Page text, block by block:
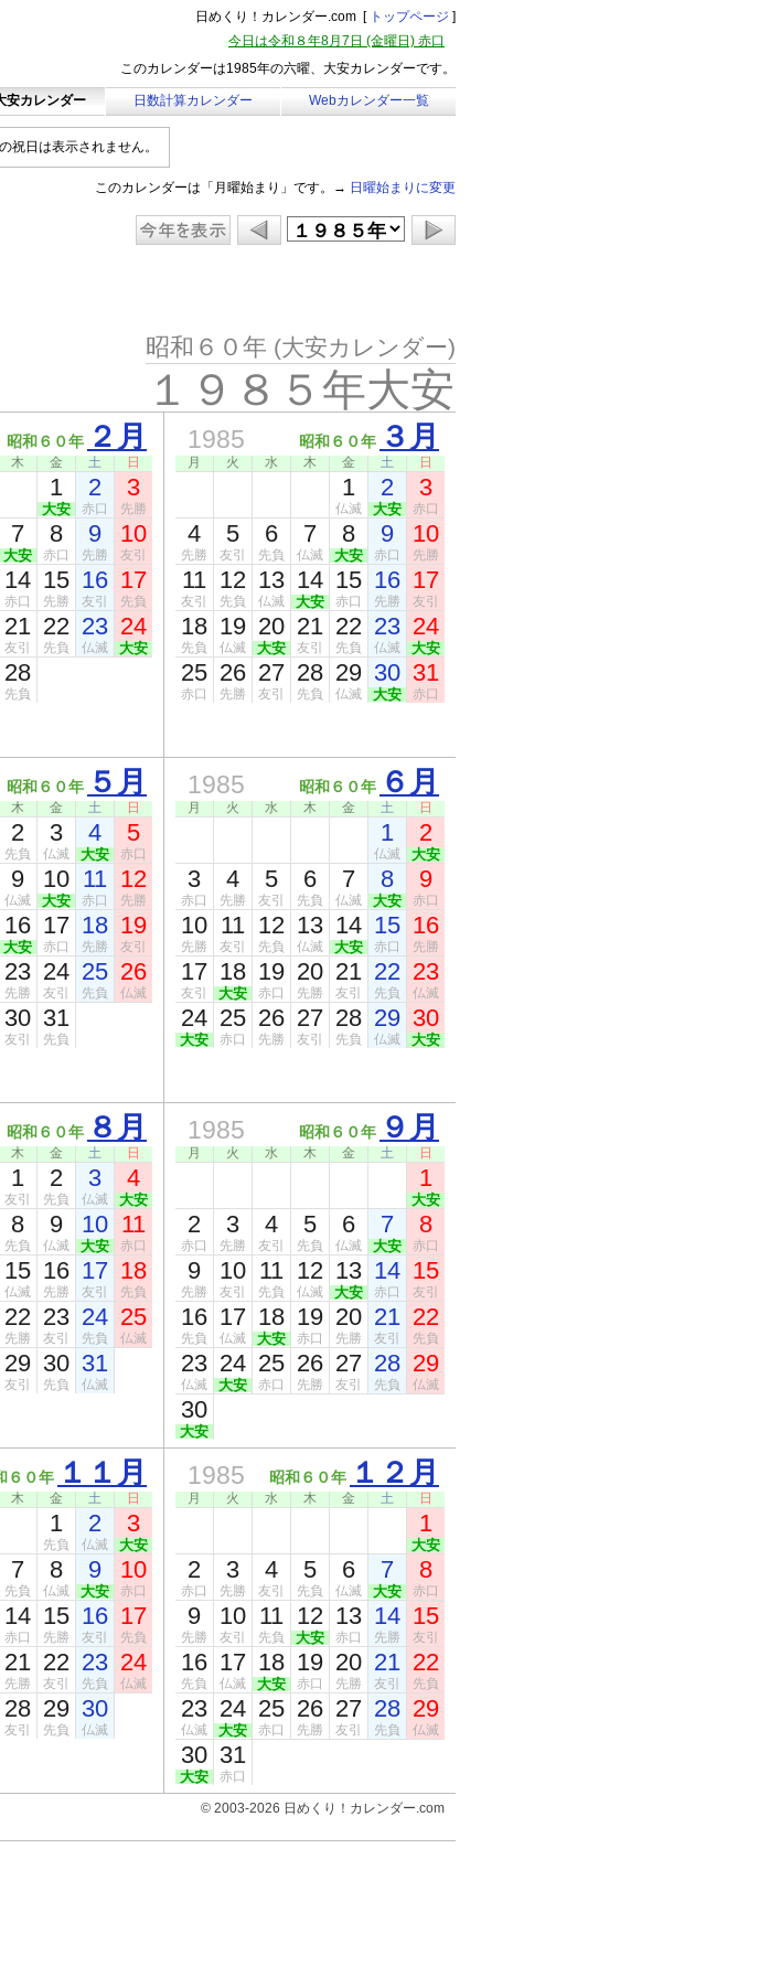
日めくり！カレンダー.com [ トップページ ]
今日は令和８年8月7日 (金曜日) 赤口
このカレンダーは1985年の六曜、大安カレンダーです。
安カレンダー 日数計算カレンダー Webカレンダー一覧
祝日は表示されません。
このカレンダーは「月曜始まり」です。→ 日曜始まりに変更
昭和６０年 (大安カレンダー)
１９８５年大安
昭和６０年 ２月
木 金 土 日
1
大安
2
赤口
3
先勝
7
大安
8
赤口
9
先勝
10
友引
14
赤口
15
先勝
16
友引
17
先負
21
友引
22
先負
23
仏滅
24
大安
28
先負
1985 昭和６０年 ３月
月 火 水 木 金 土 日
1
仏滅
2
大安
3
赤口
4
先勝
5
友引
6
先負
7
仏滅
8
大安
9
赤口
10
先勝
11
友引
12
先負
13
仏滅
14
大安
15
赤口
16
先勝
17
友引
18
先負
19
仏滅
20
大安
21
友引
22
先負
23
仏滅
24
大安
25
赤口
26
先勝
27
友引
28
先負
29
仏滅
30
大安
31
赤口
昭和６０年 ５月
木 金 土 日
2
先負
3
仏滅
4
大安
5
赤口
9
仏滅
10
大安
11
赤口
12
先勝
16
大安
17
赤口
18
先勝
19
友引
23
先勝
24
友引
25
先負
26
仏滅
30
友引
31
先負
1985 昭和６０年 ６月
月 火 水 木 金 土 日
1
仏滅
2
大安
3
赤口
4
先勝
5
友引
6
先負
7
仏滅
8
大安
9
赤口
10
先勝
11
友引
12
先負
13
仏滅
14
大安
15
赤口
16
先勝
17
友引
18
大安
19
赤口
20
先勝
21
友引
22
先負
23
仏滅
24
大安
25
赤口
26
先勝
27
友引
28
先負
29
仏滅
30
大安
昭和６０年 ８月
木 金 土 日
1
友引
2
先負
3
仏滅
4
大安
8
先負
9
仏滅
10
大安
11
赤口
15
仏滅
16
先勝
17
友引
18
先負
22
先勝
23
友引
24
先負
25
仏滅
29
友引
30
先負
31
仏滅
1985 昭和６０年 ９月
月 火 水 木 金 土 日
1
大安
2
赤口
3
先勝
4
友引
5
先負
6
仏滅
7
大安
8
赤口
9
先勝
10
友引
11
先負
12
仏滅
13
大安
14
赤口
15
友引
16
先負
17
仏滅
18
大安
19
赤口
20
先勝
21
友引
22
先負
23
仏滅
24
大安
25
赤口
26
先勝
27
友引
28
先負
29
仏滅
30
大安
６０年 １１月
木 金 土 日
1
先負
2
仏滅
3
大安
7
先負
8
仏滅
9
大安
10
赤口
14
赤口
15
先勝
16
友引
17
先負
21
先勝
22
友引
23
先負
24
仏滅
28
友引
29
先負
30
仏滅
1985 昭和６０年 １２月
月 火 水 木 金 土 日
1
大安
2
赤口
3
先勝
4
友引
5
先負
6
仏滅
7
大安
8
赤口
9
先勝
10
友引
11
先負
12
大安
13
赤口
14
先勝
15
友引
16
先負
17
仏滅
18
大安
19
赤口
20
先勝
21
友引
22
先負
23
仏滅
24
大安
25
赤口
26
先勝
27
友引
28
先負
29
仏滅
30
大安
31
赤口
© 2003-2026 日めくり！カレンダー.com